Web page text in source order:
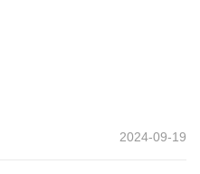
2024-09-19